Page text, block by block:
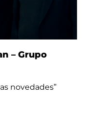
– Grupo
novedades”